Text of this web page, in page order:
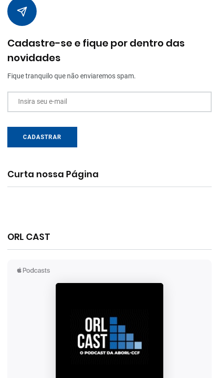
Cadastre-se e fique por dentro das
novidades
Fique tranquilo que não enviaremos spam.
Insira seu e-mail
CADASTRAR
Curta nossa Página
ORL CAST